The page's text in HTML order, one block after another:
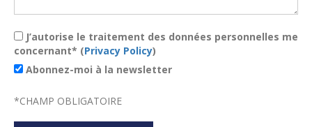
J’autorise le traitement des données personnelles me
concernant* (Privacy Policy)
Abonnez-moi à la newsletter
*CHAMP OBLIGATOIRE